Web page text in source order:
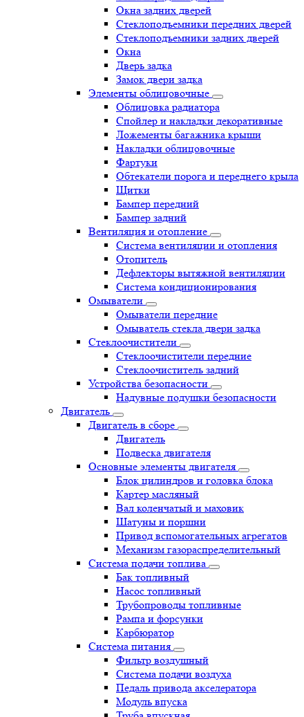
Окна задних дверей
Стеклоподъемники передних дверей
Стеклоподъемники задних дверей
Окна
Дверь задка
Замок двери задка
Элементы облицовочные
Облицовка радиатора
Спойлер и накладки декоративные
Ложементы багажника крыши
Накладки облицовочные
Фартуки
Обтекатели порога и переднего крыла
Щитки
Бампер передний
Бампер задний
Вентиляция и отопление
Система вентиляции и отопления
Отопитель
Дефлекторы вытяжной вентиляции
Система кондиционирования
Омыватели
Омыватели передние
Омыватель стекла двери задка
Стеклоочистители
Стеклоочистители передние
Стеклоочиститель задний
Устройства безопасности
Надувные подушки безопасности
Двигатель
Двигатель в сборе
Двигатель
Подвеска двигателя
Основные элементы двигателя
Блок цилиндров и головка блока
Картер масляный
Вал коленчатый и маховик
Шатуны и поршни
Привод вспомогательных агрегатов
Механизм газораспределительный
Система подачи топлива
Бак топливный
Насос топливный
Трубопроводы топливные
Рампа и форсунки
Карбюратор
Система питания
Фильтр воздушный
Система подачи воздуха
Педаль привода акселератора
Модуль впуска